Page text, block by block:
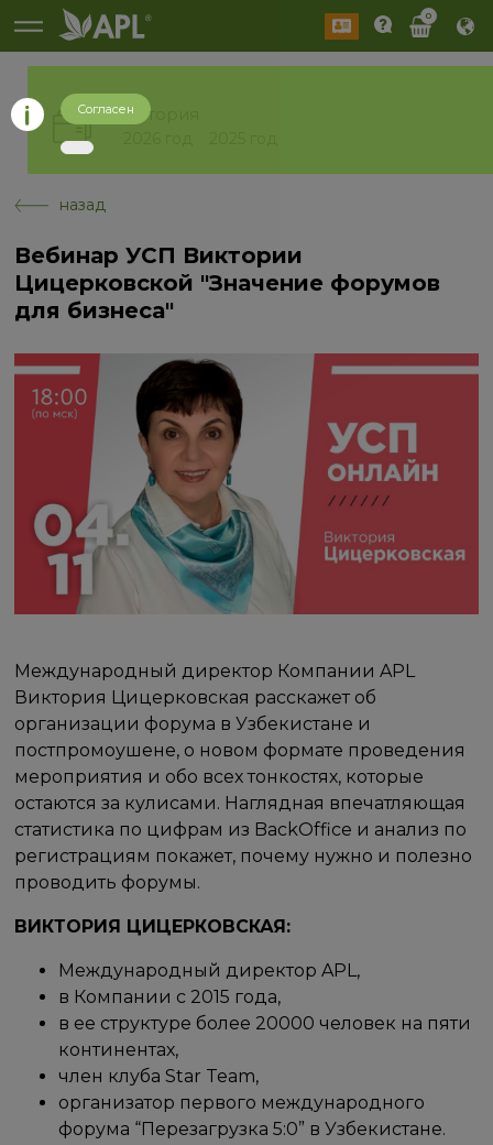
0
История
назад
Вебинар УСП Виктории
Цицерковской "Значение форумов
для бизнеса"
Международный директор Компании APL
Виктория Цицерковская расскажет об
организации форума в Узбекистане и
постпромоушене, о новом формате проведения
мероприятия и обо всех тонкостях, которые
остаются за кулисами. Наглядная впечатляющая
статистика по цифрам из BackOffice и анализ по
регистрациям покажет, почему нужно и полезно
проводить форумы.
ВИКТОРИЯ ЦИЦЕРКОВСКАЯ:
Международный директор APL,
в Компании с 2015 года,
в ее структуре более 20000 человек на пяти
континентах,
член клуба Star Team,
организатор первого международного
форума “Перезагрузка 5:0” в Узбекистане.
Согласен